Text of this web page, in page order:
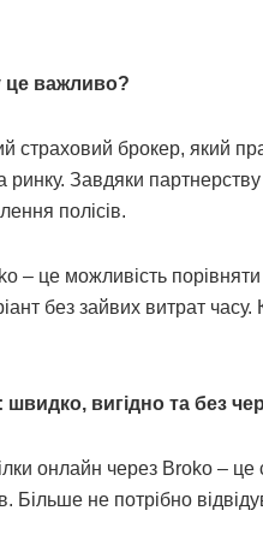
це важливо?
страховий брокер, який
Завдяки
полісів.
– це можливість порівняти
без зайвих витрат часу.
вигідно та без
онлайн через Broko – це
Більше не потрібно